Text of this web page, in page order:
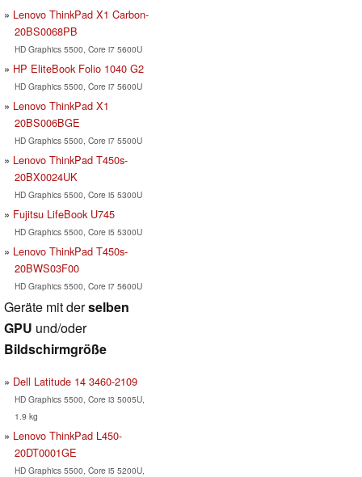
Lenovo ThinkPad X1 Carbon-
20BS0068PB
HD Graphics 5500, Core i7 5600U
HP EliteBook Folio 1040 G2
HD Graphics 5500, Core i7 5600U
Lenovo ThinkPad X1
20BS006BGE
HD Graphics 5500, Core i7 5500U
Lenovo ThinkPad T450s-
20BX0024UK
HD Graphics 5500, Core i5 5300U
Fujitsu LifeBook U745
HD Graphics 5500, Core i5 5300U
Lenovo ThinkPad T450s-
20BWS03F00
HD Graphics 5500, Core i7 5600U
Geräte mit derselben
GPU und/oder
Bildschirmgröße
Dell Latitude 14 3460-2109
HD Graphics 5500, Core i3 5005U,
1.9 kg
Lenovo ThinkPad L450-
20DT0001GE
HD Graphics 5500, Core i5 5200U,